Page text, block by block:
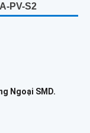
PV-S2
Ngoại SMD.